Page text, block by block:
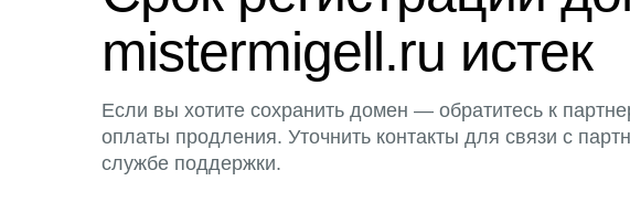
mistermigell.ru истек
Если вы хотите сохранить домен — обратитесь к
оплаты продления. Уточнить контакты для связи с
службе поддержки.